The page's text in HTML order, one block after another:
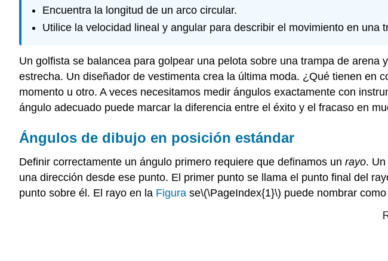
Encuentra la longitud de un arco circular.
Utilice la velocidad lineal y angular para describir el movimiento en una
Un golfista se balancea para golpear una pelota sobre una trampa de
estrecha. Un diseñador de vestimenta crea la última moda. ¿Qué tienen en
momento u otro. A veces necesitamos medir ángulos exactamente con
ángulo adecuado puede marcar la diferencia entre el éxito y el fracaso en
Ángulos de dibujo en posición estándar
Definir correctamente un ángulo primero requiere que definamos un rayo.
una dirección desde ese punto. El primer punto se llama el punto final del
punto sobre él. El rayo en la Figura se\(\PageIndex{1}\) puede nombrar